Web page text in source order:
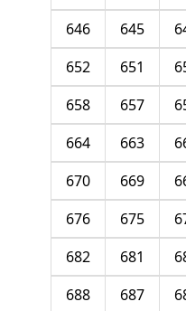
645
646
651
652
657
658
663
664
669
670
675
676
681
682
687
688